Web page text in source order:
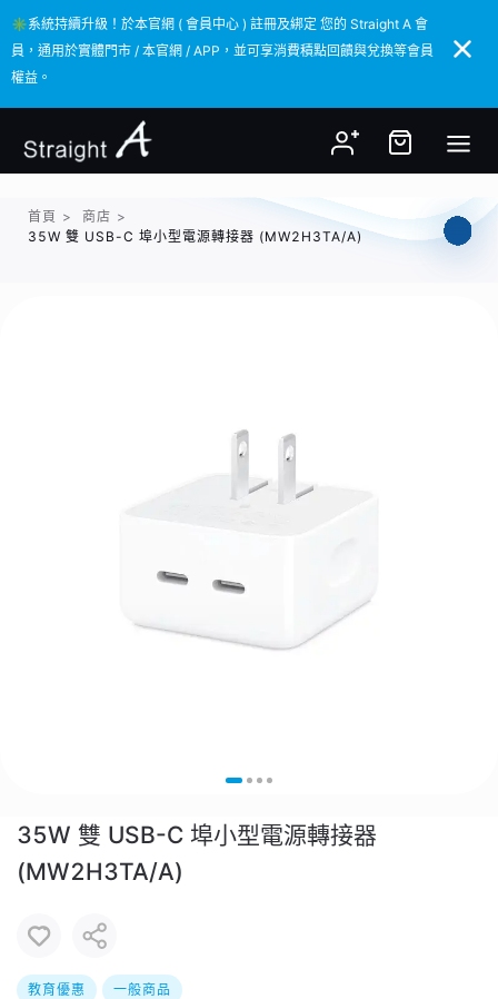
✳️系統持續升級！於本官網 ( 會員中心 ) 註冊及綁定 您的 Straight A 會
員，通用於實體門市 / 本官網 / APP，並可享消費積點回饋與兌換等會員
權益。
✳️系統持續升級！於本官網 ( 會員中心 ) 註冊及綁定 您的 Straight A 會
員，通用於實體門市 / 本官網 / APP，並可享消費積點回饋與兌換等會員
權益。
首頁 > 商店 >
35W 雙 USB-C 埠小型電源轉接器 (MW2H3TA/A)
35W 雙 USB-C 埠小型電源轉接器
(MW2H3TA/A)
教育優惠 一般商品